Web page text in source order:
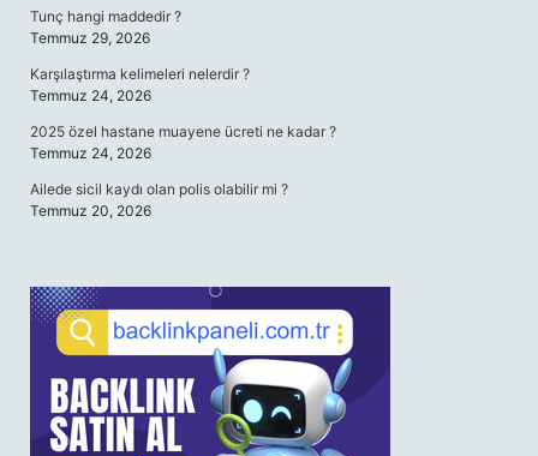
Tunç hangi maddedir ?
Temmuz 29, 2026
Karşılaştırma kelimeleri nelerdir ?
Temmuz 24, 2026
2025 özel hastane muayene ücreti ne kadar ?
Temmuz 24, 2026
Ailede sicil kaydı olan polis olabilir mi ?
Temmuz 20, 2026